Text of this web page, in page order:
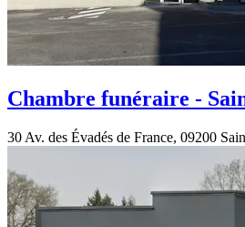
Chambre funéraire -
des Évadés de France
30 Av. des Évadés de France, 09200